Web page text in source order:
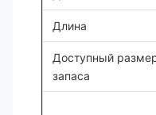
Длина
Доступный
запаса